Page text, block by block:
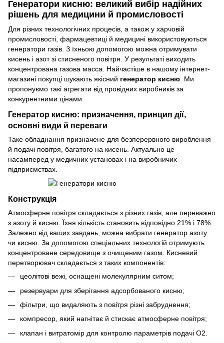
Генератори кисню: великий вибір надійних
рішень для медицини й промисловості
Для різних технологічних процесів, а також у харчовій
промисловості, фармацевтиці й медицині використовуються
генератори газів. З їхньою допомогою можна отримувати
кисень і азот зі стисненого повітря. У результаті виходить
концентрована газова масса. Найчастіше в нашому інтернет-
магазині покупці шукають якісний генератор кисню. Ми
пропонуємо такі агрегати від провідних виробників за
конкурентними цінами.
Генератор кисню: призначення, принцип дії,
основні види й переваги
Таке обладнання призначене для безперервного вироблення
й подачі повітря, багатого на кисень. Актуально це
насамперед у медичних установах і на виробничих
підприємствах.
Конструкція
Атмосферне повітря складається з різних газів, але переважно
з азоту й кисню. Їхня кількість становить відповідно 21% і 78%.
Залежно від ваших завдань, можна вибрати генератор азоту
чи кисню. За допомогою спеціальних технологій отримують
концентроване середовище з очищеним газом. Кисневий
перетворювач складається з таких компонентів:
цеолітові вежі, оснащені молекулярним ситом;
резервуари для зберігання адсорбованого кисню;
фільтри, що видаляють з повітря різні забруднення;
компресор, який нагнітає й стискає атмосферне повітря;
клапан і витратомір для контролю параметрів подачі О2.